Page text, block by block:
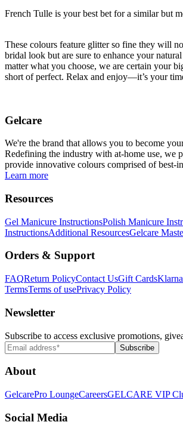
French Tulle is your best bet for a similar but more pinky look.​​​​‌
These colours feature glitter so fine they will
bridal look but are sure to enhance your
matter what you choose, we are certain your
short of perfect. Relax and enjoy—it’s your time to shine!​​​​‌
Gelcare
We're the brand that allows you to become
Redefining the industry with at-home use, we
provide innovative colours comprised of best-
Learn more
Resources
Gel Manicure InstructionsPolish Manicure
InstructionsAdditional ResourcesGelcare
Orders & Support
FAQReturn PolicyContact UsGift CardsKlarna
TermsTerms of usePrivacy Policy
Newsletter
Subscribe to access exclusive promotions,
Subscribe
About
GelcarePro LoungeCareersGELCARE VIP
Social Media